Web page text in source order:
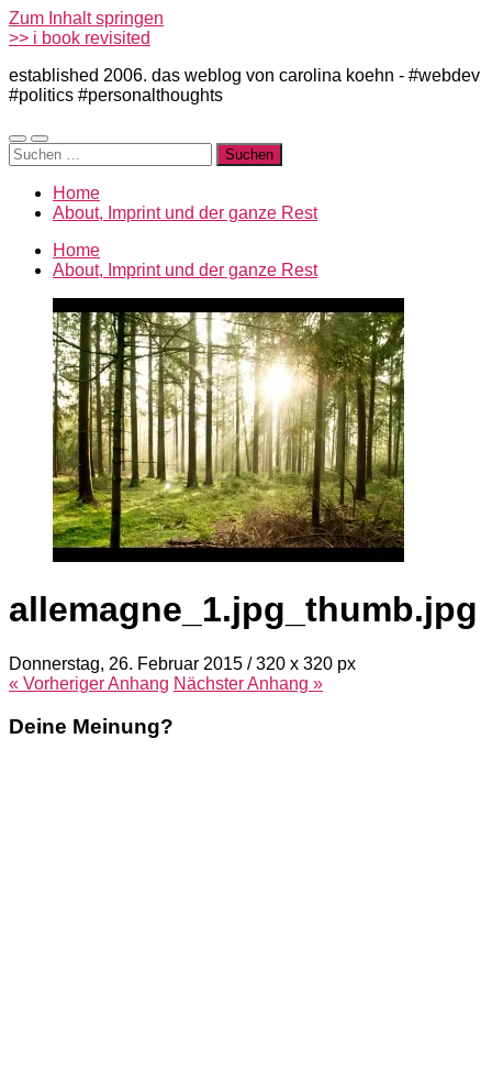
Zum Inhalt springen
>> i book revisited
established 2006. das weblog von carolina koehn - #webdev
#politics #personalthoughts
Mobile-
Menü
Suchfeld
ein-/ausblenden
Suchen
nach:
Home
About, Imprint und der ganze Rest
Home
About, Imprint und der ganze Rest
allemagne_1.jpg_thumb.jpg
Donnerstag, 26. Februar 2015 /320 x 320 px
« VorherigerAnhang NächsterAnhang »
Deine Meinung?